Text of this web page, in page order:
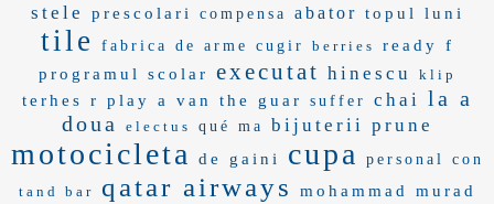
stele prescolari compensa abator topul luni
tile fabrica de arme cugir berries
ready f
programul scolar
executat hinescu klip
terhes r play a van the guar suffer chai la a
doua
electus qué ma bijuterii prune
motocicleta de gaini cupa
personal con
tand bar
qatar airways
mohammad murad